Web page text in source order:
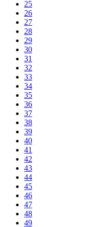
25
26
27
28
29
30
31
32
33
34
35
36
37
38
39
40
41
42
43
44
45
46
47
48
49